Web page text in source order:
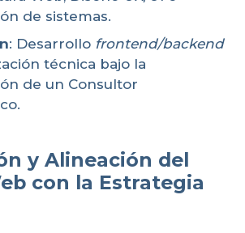
de sistemas.
: Desarrollo frontend/backend
técnica bajo la
de un Consultor
y Alineación del
con la Estrategia